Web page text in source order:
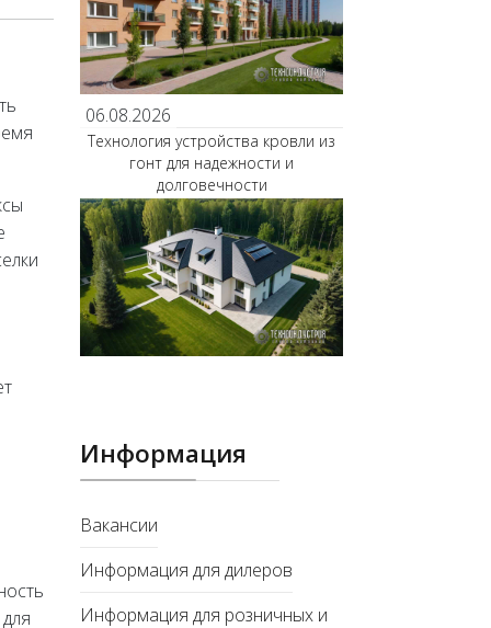
06.08.2026
Технология устройства кровли из
гонт для надежности и
долговечности
Информация
Вакансии
Информация для дилеров
Информация для розничных и